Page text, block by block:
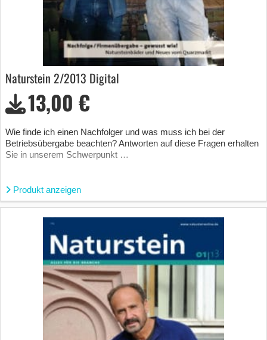
Naturstein 2/2013 Digital
13,00 €
Wie finde ich einen Nachfolger und was muss ich bei der
Betriebsübergabe beachten? Antworten auf diese Fragen erhalten
Sie in unserem Schwerpunkt …
Produkt anzeigen